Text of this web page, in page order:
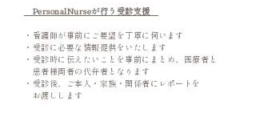
PersonalNurseが行う受診支援
・看護師が事前にご要望を丁寧に伺います
・受診に必要な情報提供をいたします
・受診時に伝えたいことを事前にまとめ、医療者と
患者様両者の代弁者となります
・受診後、ご本人・家族・関係者にレポートを
お渡しします